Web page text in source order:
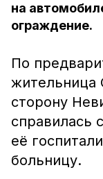
на
ограждение.
По
жительница
сторону
справилась
её
больницу.